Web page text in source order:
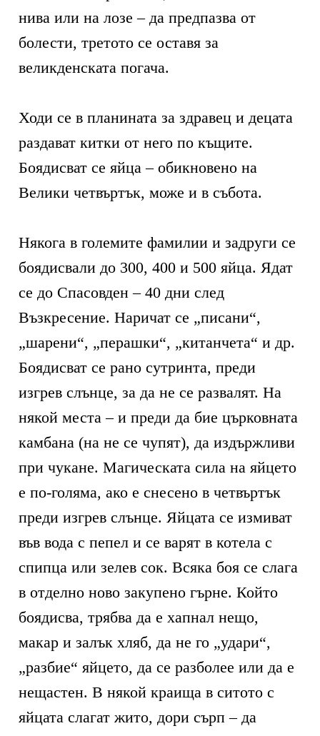
нива или на лозе – да предпазва от
болести, третото се оставя за
великденската погача.
Ходи се в планината за здравец и децата
раздават китки от него по къщите.
Боядисват се яйца – обикновено на
Велики четвъртък, може и в събота.
Някога в големите фамилии и задруги се
боядисвали до 300, 400 и 500 яйца. Ядат
се до Спасовден – 40 дни след
Възкресение. Наричат се „писани“,
„шарени“, „перашки“, „китанчета“ и др.
Боядисват се рано сутринта, преди
изгрев слънце, за да не се развалят. На
някой места – и преди да бие църковната
камбана (на не се чупят), да издържливи
при чукане. Магическата сила на яйцето
е по-голяма, ако е снесено в четвъртък
преди изгрев слънце. Яйцата се измиват
във вода с пепел и се варят в котела с
спипца или зелев сок. Всяка боя се слага
в отделно ново закупено гърне. Който
боядисва, трябва да е хапнал нещо,
макар и залък хляб, да не го „удари“,
„разбие“ яйцето, да се разболее или да е
нещастен. В някой краища в ситото с
яйцата слагат жито, дори сърп – да